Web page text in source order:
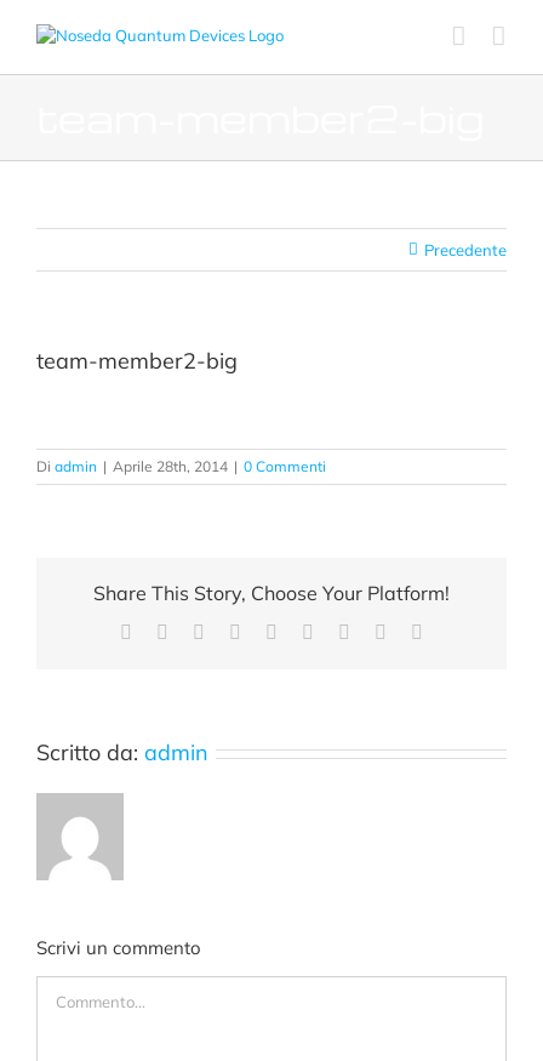
Precedente
team-member2-big
Di admin | Aprile 28th, 2014 | 0 Commenti
Share This Story, Choose Your Platform!
Facebook Reddit LinkedInWhatsApp
TumblrPinterest
Scritto da: admin
Scrivi un commento